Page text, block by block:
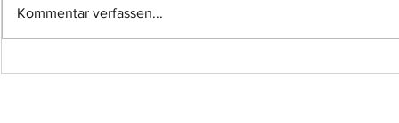
Einsatz-Nr.: 057
Kommentar verfassen...